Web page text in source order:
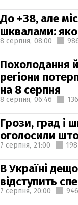
До +38, але
шквалами:
8 серпня, 08:00
Похолодання
регіони
на 8 серпня
8 серпня, 06:46
Грози, град і
оголосили
7 серпня, 21:00
В Україні
відступить
7 серпня, 20:00